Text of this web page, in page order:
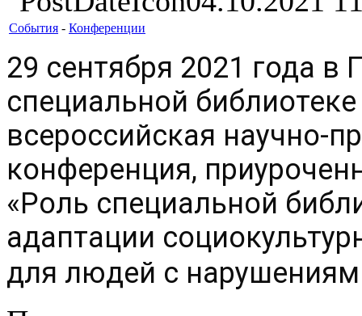
События - Конференции
29 сентября 2021 года в
специальной
всероссийская научно-
конференция,
«Роль специальной
адаптации
для людей с